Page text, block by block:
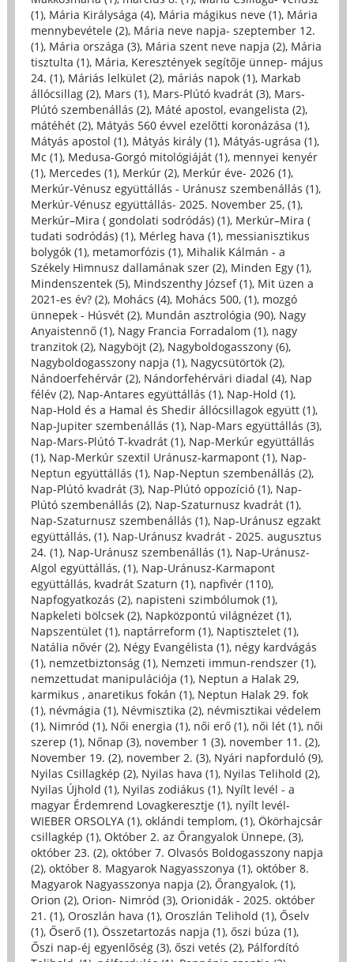
(1), Mária Királysága (4), Mária mágikus neve (1), Mária
mennybevétele (2), Mária neve napja- szeptember 12.
(1), Mária országa (3), Mária szent neve napja (2), Mária
tisztulta (1), Mária, Keresztények segítője ünnep- május
24. (1), Máriás lelkület (2), máriás napok (1), Markab
állócsillag (2), Mars (1), Mars-Plútó kvadrát (3), Mars-
Plútó szembenállás (2), Máté apostol, evangelista (2),
mátéhét (2), Mátyás 560 évvel ezelőtti koronázása (1),
Mátyás apostol (1), Mátyás király (1), Mátyás-ugrása (1),
Mc (1), Medusa-Gorgó mitológiáját (1), mennyei kenyér
(1), Mercedes (1), Merkúr (2), Merkúr éve- 2026 (1),
Merkúr-Vénusz együttállás - Uránusz szembenállás (1),
Merkúr-Vénusz együttállás- 2025. November 25, (1),
Merkúr–Mira ( gondolati sodródás) (1), Merkúr–Mira (
tudati sodródás) (1), Mérleg hava (1), messianisztikus
bolygók (1), metamorfózis (1), Mihalik Kálmán - a
Székely Himnusz dallamának szer (2), Minden Egy (1),
Mindenszentek (5), Mindszenthy József (1), Mit üzen a
2021-es év? (2), Mohács (4), Mohács 500, (1), mozgó
ünnepek - Húsvét (2), Mundán asztrológia (90), Nagy
Anyaistennő (1), Nagy Francia Forradalom (1), nagy
tranzitok (2), Nagyböjt (2), Nagyboldogasszony (6),
Nagyboldogasszony napja (1), Nagycsütörtök (2),
Nándoerfehérvár (2), Nándorfehérvári diadal (4), Nap
félév (2), Nap-Antares együttállás (1), Nap-Hold (1),
Nap-Hold és a Hamal és Shedir állócsillagok együtt (1),
Nap-Jupiter szembenállás (1), Nap-Mars együttállás (3),
Nap-Mars-Plútó T-kvadrát (1), Nap-Merkúr együttállás
(1), Nap-Merkúr szextil Uránusz-karmapont (1), Nap-
Neptun együttállás (1), Nap-Neptun szembenállás (2),
Nap-Plútó kvadrát (3), Nap-Plútó oppozíció (1), Nap-
Plútó szembenállás (2), Nap-Szaturnusz kvadrát (1),
Nap-Szaturnusz szembenállás (1), Nap-Uránusz egzakt
együttállás, (1), Nap-Uránusz kvadrát - 2025. augusztus
24. (1), Nap-Uránusz szembenállás (1), Nap-Uránusz-
Algol együttállás, (1), Nap-Uránusz-Karmapont
együttállás, kvadrát Szaturn (1), napfivér (110),
Napfogyatkozás (2), napisteni szimbólumok (1),
Napkeleti bölcsek (2), Napközpontú világnézet (1),
Napszentület (1), naptárreform (1), Naptisztelet (1),
Natália nővér (2), Négy Evangélista (1), négy kardvágás
(1), nemzetbiztonság (1), Nemzeti immun-rendszer (1),
nemzettudat manipulációja (1), Neptun a Halak 29,
karmikus , anaretikus fokán (1), Neptun Halak 29. fok
(1), névmágia (1), Névmisztika (2), névmisztikai védelem
(1), Nimród (1), Női energia (1), női erő (1), női lét (1), női
szerep (1), Nőnap (3), november 1 (3), november 11. (2),
November 19. (2), november 2. (3), Nyári napforduló (9),
Nyilas Csillagkép (2), Nyilas hava (1), Nyilas Telihold (2),
Nyilas Újhold (1), Nyilas zodiákus (1), Nyílt levél - a
magyar Érdemrend Lovagkeresztje (1), nyílt levél-
WIEBER ORSOLYA (1), oklándi templom, (1), Ökörhajcsár
csillagkép (1), Október 2. az Őrangyalok Ünnepe, (3),
október 23. (2), október 7. Olvasós Boldogasszony napja
(2), október 8. Magyarok Nagyasszonya (1), október 8.
Magyarok Nagyasszonya napja (2), Őrangyalok, (1),
Orion (2), Orion- Nimród (3), Orionidák - 2025. október
21. (1), Oroszlán hava (1), Oroszlán Telihold (1), Őselv
(1), Őserő (1), Összetartozás napja (1), őszi búza (1),
Őszi nap-éj egyenlőség (3), őszi vetés (2), Pálfordító